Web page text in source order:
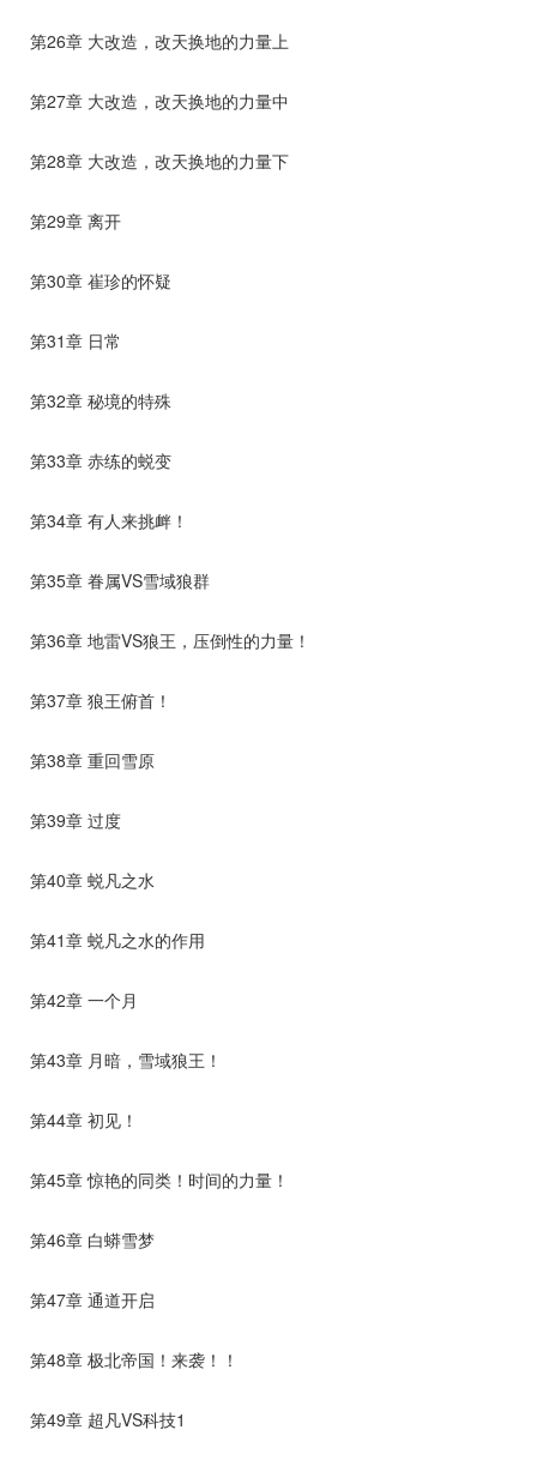
第26章 大改造，改天换地的力量上
第27章 大改造，改天换地的力量中
第28章 大改造，改天换地的力量下
第29章 离开
第30章 崔珍的怀疑
第31章 日常
第32章 秘境的特殊
第33章 赤练的蜕变
第34章 有人来挑衅！
第35章 眷属VS雪域狼群
第36章 地雷VS狼王，压倒性的力量！
第37章 狼王俯首！
第38章 重回雪原
第39章 过度
第40章 蜕凡之水
第41章 蜕凡之水的作用
第42章 一个月
第43章 月暗，雪域狼王！
第44章 初见！
第45章 惊艳的同类！时间的力量！
第46章 白蟒雪梦
第47章 通道开启
第48章 极北帝国！来袭！！
第49章 超凡VS科技1